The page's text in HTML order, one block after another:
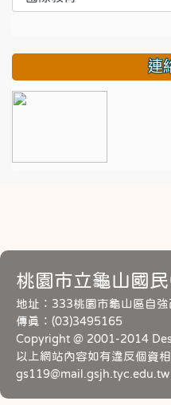
連
桃園市立龜山國
地址：333桃園市龜山區自
傳真：(03)3495165
Copyright @ 2001-2014
以上網站內容如有違反個資
gs119@mail.gsjh.tyc.edu.tw